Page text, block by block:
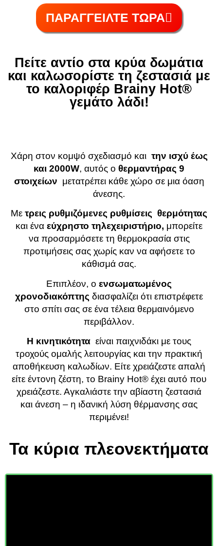
ΠΑΡΑΓΓΕΙΛΤΕ ΤΩΡΑ
Πείτε αντίο στα κρύα δωμάτια
και καλωσορίστε τη ζεστασιά με
το καλοριφέρ Brainy Hot®️
γεμάτο λάδι!
Χάρη στον κομψό σχεδιασμό και την ισχύ έως
και 2000W, αυτός ο θερμαντήρας 9
στοιχείων μετατρέπει κάθε χώρο σε μια όαση
άνεσης.
Με τρεις ρυθμιζόμενες ρυθμίσεις θερμότητας
και ένα εύχρηστο τηλεχειριστήριο, μπορείτε
να προσαρμόσετε τη θερμοκρασία στις
προτιμήσεις σας χωρίς καν να αφήσετε το
κάθισμά σας.
Επιπλέον, ο ενσωματωμένος
χρονοδιακόπτης διασφαλίζει ότι επιστρέφετε
στο σπίτι σας σε ένα τέλεια θερμαινόμενο
περιβάλλον.
Η κινητικότητα είναι παιχνιδάκι με τους
τροχούς ομαλής λειτουργίας και την πρακτική
αποθήκευση καλωδίων. Είτε χρειάζεστε απαλή
είτε έντονη ζέστη, το Brainy Hot®️ έχει αυτό που
χρειάζεστε. Αγκαλιάστε την αβίαστη ζεστασιά
και άνεση – η ιδανική λύση θέρμανσης σας
περιμένει!
Τα κύρια πλεονεκτήματα